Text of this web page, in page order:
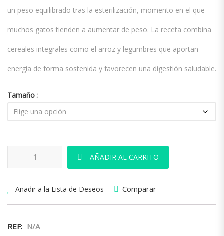
un peso equilibrado tras la esterilización, momento en el que
muchos gatos tienden a aumentar de peso. La receta combina
cereales integrales como el arroz y legumbres que aportan
energía de forma sostenida y favorecen una digestión saludable.
Tamaño
Nature´s Variety Cat Stz Adult Healthy Grains Chicken cantidad
AÑADIR AL CARRITO
Añadir a la Lista de Deseos Comparar
REF: N/A